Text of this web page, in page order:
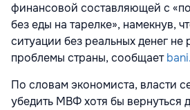
финансовой составляющей с
без еды на тарелке», намекнув,
ситуации без реальных денег
проблемы страны, сообщает
По словам экономиста, власти
убедить МВФ хотя бы вернуться